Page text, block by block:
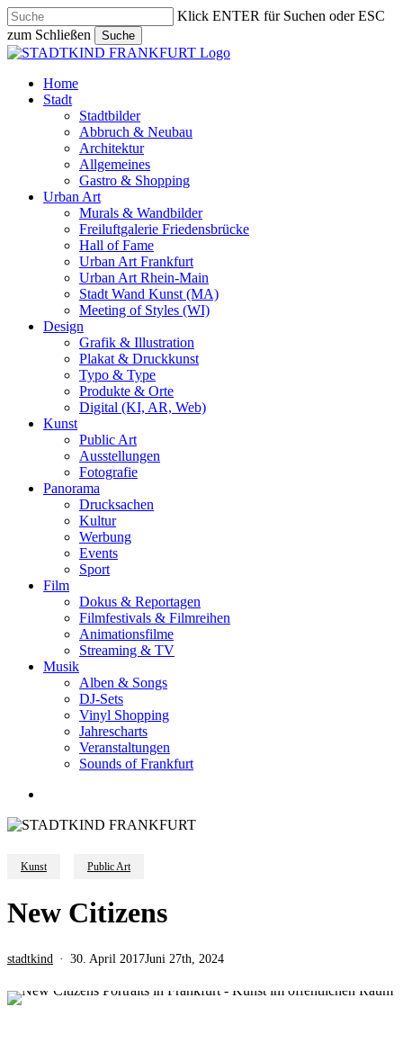
Skip
to
main
content
Klick ENTER für Suchen oder ESC
zum Schließen
Suche
Close
search
Menu
Home
Stadt
Stadtbilder
Abbruch & Neubau
Architektur
Allgemeines
Gastro & Shopping
Urban Art
Murals & Wandbilder
Freiluftgalerie Friedensbrücke
Hall of Fame
Urban Art Frankfurt
Urban Art Rhein-Main
Stadt Wand Kunst (MA)
Meeting of Styles (WI)
Design
Grafik & Illustration
Plakat & Druckkunst
Typo & Type
Produkte & Orte
Digital (KI, AR, Web)
Kunst
Public Art
Ausstellungen
Fotografie
Panorama
Drucksachen
Kultur
Werbung
Events
Sport
Film
Dokus & Reportagen
Filmfestivals & Filmreihen
Animationsfilme
Streaming & TV
Musik
Alben & Songs
DJ-Sets
Vinyl Shopping
Jahrescharts
Veranstaltungen
Sounds of Frankfurt
Kunst Public Art
New Citizens
stadtkind 30. April 2017Juni 27th, 2024